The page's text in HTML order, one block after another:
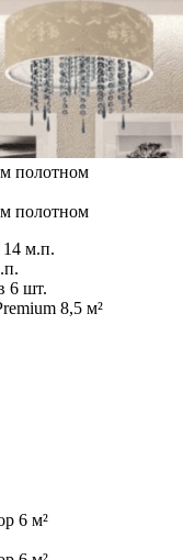
полотном
полотном
14 м.п.
6 шт.
8,5 м²
6 м²